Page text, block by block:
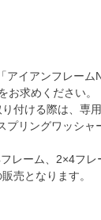
イアンフレーム
お求めください。
付ける際は、専
プリングワッシャ
レーム、2×4フレ
売となります。